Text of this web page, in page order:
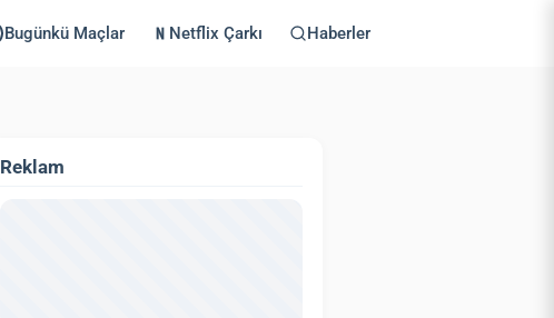
Bugünkü Maçlar Netflix Çarkı Haberler
Reklam